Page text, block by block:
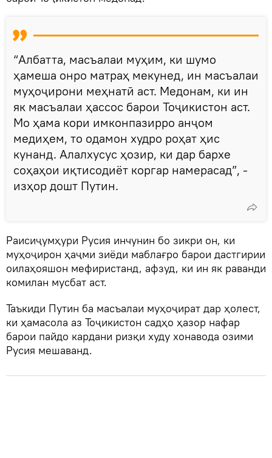
“Албатта, масъалаи муҳим, ки шумо
ҳамеша онро матраҳ мекунед, ин масъалаи
муҳоҷирони меҳнатӣ аст. Медонам, ки ин
як масъалаи ҳассос барои Тоҷикистон аст.
Мо ҳама кори имконпазирро анҷом
медиҳем, то одамон худро роҳат ҳис
кунанд. Алалхусус ҳозир, ки дар бархе
соҳаҳои иқтисодиёт коргар намерасад”, -
изҳор дошт Путин.
Раисиҷумҳури Русия инчунин бо зикри он, ки
муҳоҷирон ҳаҷми зиёди маблағро барои дастгирии
оилаҳояшон мефиристанд, афзуд, ки ин як раванди
комилан мусбат аст.
Таъкиди Путин ба масъалаи муҳоҷират дар ҳолест,
ки ҳамасола аз Тоҷикистон садҳо ҳазор нафар
барои пайдо кардани ризқи худу хонавода озими
Русия мешаванд.